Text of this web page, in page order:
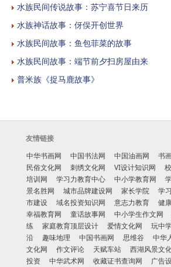
水族民间传说故事：苏宁喜节日来历
水族神话故事：伢俣开创世界
水族民间故事：鱼包菲菜的故事
水族民间故事：端节前夕扫房屋由来
普米族《捉马鹿故事》
友情链接
中华书画网
中国书法网 中国油画网 书
民俗文化网
刺绣文化网 VI设计知识网
培训网
学习力教育中心 中小学教育网
景名胜网
城市品牌建设网 家长学院 学
市建设
域名投资知识网 意志力教育 健
幸福教育网
童话故事网 中小学生作文网
练
家庭教育顶层设计 爱情文化网 玩中
沿
趣味地理 中国书画网 思维谷 中华
文化网
作文评论 天赋车站 西湖风景文
投资
中华武术网 收藏证书查询网 广告